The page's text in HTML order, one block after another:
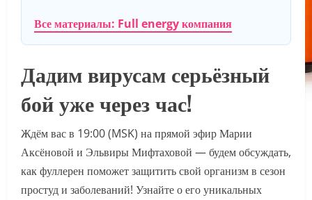
Все материалы: Full energy компания
Дадим вирусам серьёзный
бой уже через час!
Ждём вас в 19:00 (MSK) на прямой эфир Марии
Аксёновой и Эльвиры Мифтаховой — будем обсуждать,
как фуллерен поможет защитить свой организм в сезон
простуд и заболеваний! Узнайте о его уникальных